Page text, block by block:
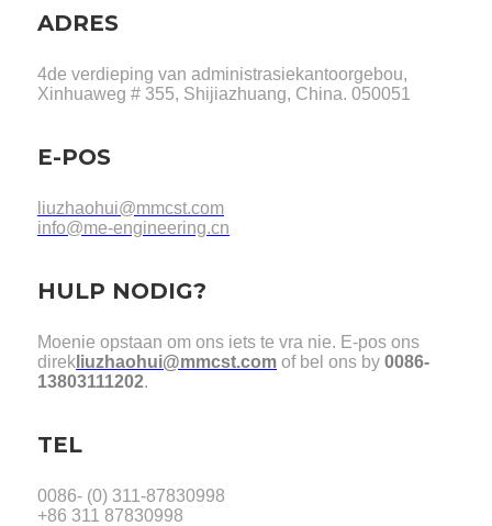
ADRES
4de verdieping van administrasiekantoorgebou,
Xinhuaweg # 355, Shijiazhuang, China. 050051
E-POS
liuzhaohui@mmcst.com
info@me-engineering.cn
HULP NODIG?
Moenie opstaan ​​om ons iets te vra nie. E-pos ons
direk liuzhaohui@mmcst.com of bel ons by 0086-
13803111202.
TEL
0086- (0) 311-87830998
+86 311 87830998